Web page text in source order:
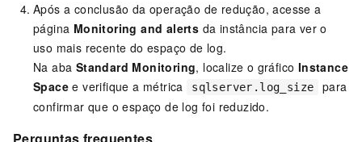
Após a conclusão da operação de redução, acesse a
página Monitoring and alerts da instância para ver o
uso mais recente do espaço de log.
Na aba Standard Monitoring, localize o gráfico Instance
Space e verifique a métrica sqlserver.log_size
para
confirmar que o espaço de log foi reduzido.